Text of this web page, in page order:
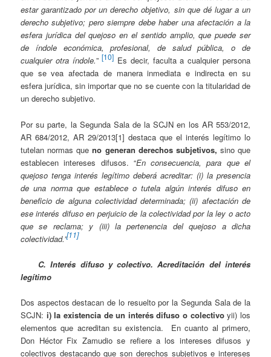
estar garantizado por un derecho objetivo, sin que dé lugar a un
derecho subjetivo; pero siempre debe haber una afectación a la
esfera jurídica del quejoso en el sentido amplio, que puede ser
de índole económica, profesional, de salud pública, o de
cualquier otra índole.”[10] Es decir, faculta a cualquier persona
que se vea afectada de manera inmediata e indirecta en su
esfera jurídica, sin importar que no se cuente con la titularidad de
un derecho subjetivo.
Por su parte, la Segunda Sala de la SCJN en los AR 553/2012,
AR 684/2012, AR 29/2013[1] destaca que el interés legítimo lo
tutelan normas queno generan derechos subjetivos, sino que
establecen intereses difusos. “En consecuencia, para que el
quejoso tenga interés legítimo deberá acreditar: (i) la presencia
de una norma que establece o tutela algún interés difuso en
beneficio de alguna colectividad determinada; (ii) afectación de
ese interés difuso en perjuicio de la colectividad por la ley o acto
que se reclama; y (iii) la pertenencia del quejoso a dicha
colectividad.”[11]
C. Interés difuso y colectivo. Acreditación del interés
legítimo
Dos aspectos destacan de lo resuelto por la Segunda Sala de la
SCJN: i) la existencia de un interés difuso o colectivoyii) los
elementos que acreditan su existencia. En cuanto al primero,
Don Héctor Fix Zamudio se refiere a los intereses difusos y
colectivos destacando que son derechos subjetivos e intereses